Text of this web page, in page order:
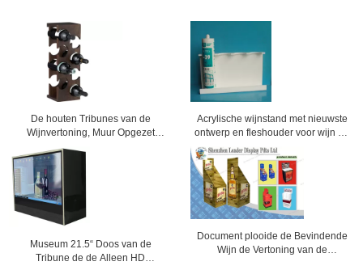
De houten Tribunes van de
Wijnvertoning, Muur Opgezet
Wijnrek voor Keuken
Acrylische wijnstand met nieuwste
ontwerp en fleshouder voor wijn en
drank
Museum 21.5“ Doos van de
Tribune de de Alleen HD
Document plooide de Bevindende
Wijn de Vertoning van de